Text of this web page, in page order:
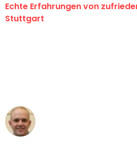
Echte Erfahrungen von
Stuttgart